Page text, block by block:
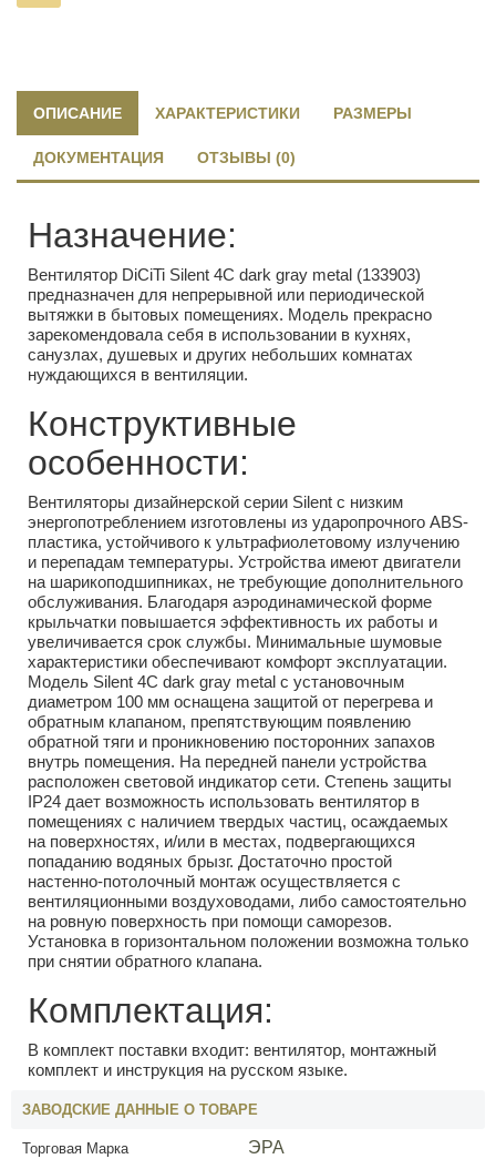
ОПИСАНИЕ ХАРАКТЕРИСТИКИ РАЗМЕРЫ
ДОКУМЕНТАЦИЯ ОТЗЫВЫ (0)
Назначение:
Вентилятор DiCiTi Silent 4C dark gray metal (133903)
предназначен для непрерывной или периодической
вытяжки в бытовых помещениях. Модель прекрасно
зарекомендовала себя в использовании в кухнях,
санузлах, душевых и других небольших комнатах
нуждающихся в вентиляции.
Конструктивные
особенности:
Вентиляторы дизайнерской серии Silent с низким
энергопотреблением изготовлены из ударопрочного ABS-
пластика, устойчивого к ультрафиолетовому излучению
и перепадам температуры. Устройства имеют двигатели
на шарикоподшипниках, не требующие дополнительного
обслуживания. Благодаря аэродинамической форме
крыльчатки повышается эффективность их работы и
увеличивается срок службы. Минимальные шумовые
характеристики обеспечивают комфорт эксплуатации.
Модель Silent 4C dark gray metal с установочным
диаметром 100 мм оснащена защитой от перегрева и
обратным клапаном, препятствующим появлению
обратной тяги и проникновению посторонних запахов
внутрь помещения. На передней панели устройства
расположен световой индикатор сети. Степень защиты
IP24 дает возможность использовать вентилятор в
помещениях с наличием твердых частиц, осаждаемых
на поверхностях, и/или в местах, подвергающихся
попаданию водяных брызг. Достаточно простой
настенно-потолочный монтаж осуществляется с
вентиляционными воздуховодами, либо самостоятельно
на ровную поверхность при помощи саморезов.
Установка в горизонтальном положении возможна только
при снятии обратного клапана.
Комплектация:
В комплект поставки входит: вентилятор, монтажный
комплект и инструкция на русском языке.
ЗАВОДСКИЕ ДАННЫЕ О ТОВАРЕ
Торговая Марка ЭРА